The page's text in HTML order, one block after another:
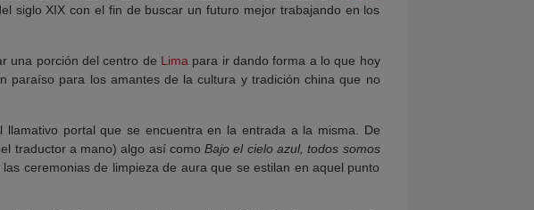
siglo XIX con el fin de buscar un futuro mejor trabajando en los
una porción del centro de Limapara ir dando forma a lo que hoy
paraíso para los amantes de la cultura y tradición china que no
llamativo portal que se encuentra en la entrada a la misma. De
traductor a mano) algo así comoBajo el cielo azul, todos somos
ceremonias de limpieza de aura que se estilan en aquel punto